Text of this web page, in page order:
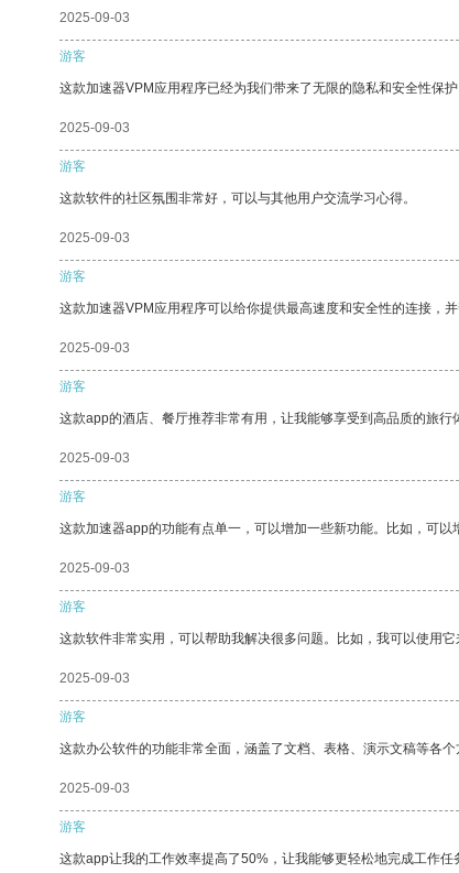
2025-09-03
游客
这款加速器VPM应用程序已经为我们带来了无限的隐私和安全性保护
2025-09-03
游客
这款软件的社区氛围非常好，可以与其他用户交流学习心得。
2025-09-03
游客
这款加速器VPM应用程序可以给你提供最高速度和安全性的连接，并
2025-09-03
游客
这款app的酒店、餐厅推荐非常有用，让我能够享受到高品质的旅行
2025-09-03
游客
这款加速器app的功能有点单一，可以增加一些新功能。比如，可
2025-09-03
游客
这款软件非常实用，可以帮助我解决很多问题。比如，我可以使用它
2025-09-03
游客
这款办公软件的功能非常全面，涵盖了文档、表格、演示文稿等各
2025-09-03
游客
这款app让我的工作效率提高了50%，让我能够更轻松地完成工作